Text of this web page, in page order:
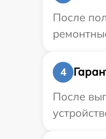
После
4
После